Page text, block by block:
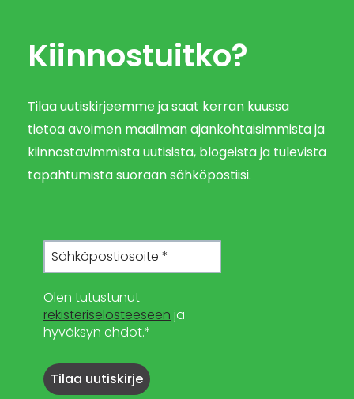
Kiinnostuitko?
Tilaa uutiskirjeemme ja saat kerran kuussa
tietoa avoimen maailman ajankohtaisimmista ja
kiinnostavimmista uutisista, blogeista ja tulevista
tapahtumista suoraan sähköpostiisi.
Olen tutustunut
rekisteriselosteeseen ja
hyväksyn ehdot.*